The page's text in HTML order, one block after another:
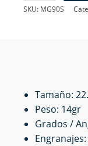
con
SKU: MG90S
Tamaño:
Peso: 14gr
Grados /